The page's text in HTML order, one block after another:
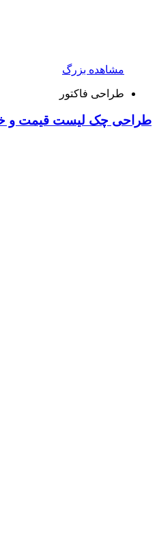
مشاهده بزرگ
طراحی فاکتور
طراحی چک لیست قیمت و